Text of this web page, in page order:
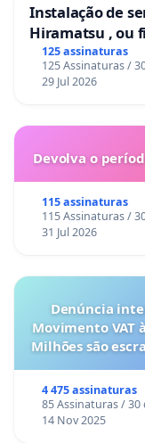
Instalação de
Hiramatsu , ou
125 assinaturas
125 Assinaturas /
29 Jul 2026
Devolva o
115 assinaturas
115 Assinaturas /
31 Jul 2026
Denúncia
Movimento VAT
Milhões são
4 475 assinaturas
85 Assinaturas / 30
14 Nov 2025